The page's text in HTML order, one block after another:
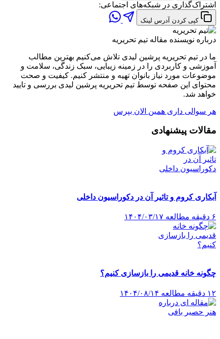
اشتراک‌گذاری در شبکه‌های اجتماعی:
کپی کردن آدرس لینک
درباره نویسنده مقاله تیم تحریریه
ما در تیم تحریریه پرشین لیدی تلاش می‌کنیم بهترین مطالب
آموزشی و کاربردی را در زمینه زیبایی، سبک زندگی، سلامت و
موضوعات مورد نیاز بانوان تهیه و منتشر کنیم. کیفیت و صحت
محتوای این صفحه توسط تیم تحریریه پرشین لیدی بررسی و تایید
خواهد شد.
هر سوالی داری همین الان بپرس
مقالات پیشنهادی
آبکاری کروم و تاثیر آن در دکوراسیون داخلی
۶ دقیقه مطالعه ۱۴۰۴/۰۳/۱۷
چگونه خانه قدیمی را بازسازی کنیم؟
۱۲ دقیقه مطالعه ۱۴۰۴/۰۸/۱۴